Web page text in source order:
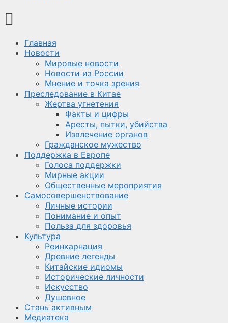
Главная
Новости
Мировые новости
Новости из России
Мнение и точка зрения
Преследование в Китае
Жертва угнетения
Факты и цифры
Аресты, пытки, убийства
Извлечение органов
Гражданское мужество
Поддержка в Европе
Голоса поддержки
Мирные акции
Общественные мероприятия
Самосовершенствование
Личные истории
Понимание и опыт
Польза для здоровья
Культура
Реинкарнация
Древние легенды
Китайские идиомы
Исторические личности
Искусство
Душевное
Стань активным
Медиатека